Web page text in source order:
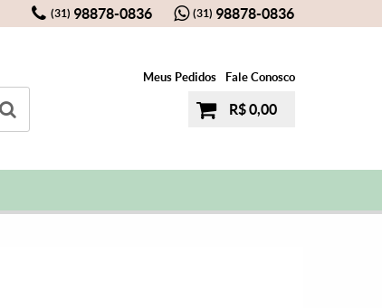
(31) 98878-0836 (31) 98878-0836
Meus Pedidos Fale Conosco
R$ 0,00